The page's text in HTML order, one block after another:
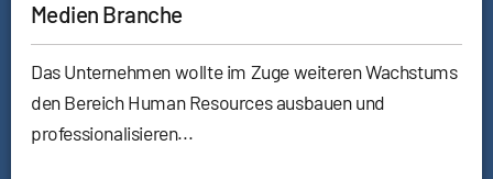
Medien Branche
Das Unternehmen wollte im Zuge weiteren Wachstums
den Bereich Human Resources ausbauen und
professionalisieren...